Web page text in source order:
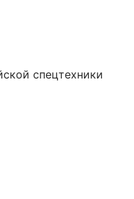
спецтехники